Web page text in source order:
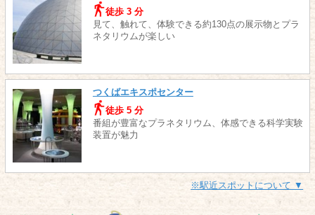
徒歩 3 分
見て、触れて、体験できる約130点の展示物とプラ
ネタリウムが楽しい
つくばエキスポセンター
徒歩 5 分
番組が豊富なプラネタリウム、体感できる科学実験
装置が魅力
※駅近スポットについて ▼